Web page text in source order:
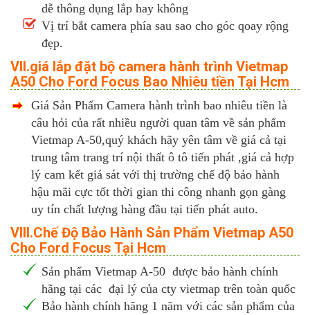
dễ thông dụng lắp hay không
Vị trí bắt camera phía sau sao cho góc qoay rộng
đẹp.
VII.giá lắp đặt bộ camera hành trình Vietmap
A50 Cho Ford Focus Bao Nhiêu tiền Tại Hcm
Giá Sản Phẩm Camera hành trình bao nhiêu tiền là
câu hỏi của rất nhiều người quan tâm về sản phẩm
Vietmap A-50,quý khách hãy yên tâm về giá cả tại
trung tâm trang trí nội thất ô tô tiến phát ,giá cả hợp
lý cam kết giá sát với thị trường chế độ bảo hành
hậu mãi cực tốt thời gian thi công nhanh gọn gàng
uy tín chất lượng hàng đầu tại tiến phát auto.
VIII.Chế Độ Bảo Hành Sản Phẩm Vietmap A50
Cho Ford Focus Tại Hcm
Sản phẩm Vietmap A-50 được bảo hành chính
hãng tại các đại lý của cty vietmap trên toàn quốc
Bảo hành chính hãng 1 năm với các sản phẩm của